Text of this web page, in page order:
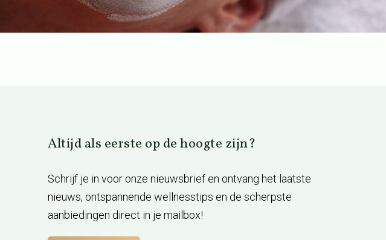
Altijd als eerste op de hoogte zijn?
Schrijf je in voor onze nieuwsbrief en ontvang het laatste
nieuws, ontspannende wellnesstips en de scherpste
aanbiedingen direct in je mailbox!